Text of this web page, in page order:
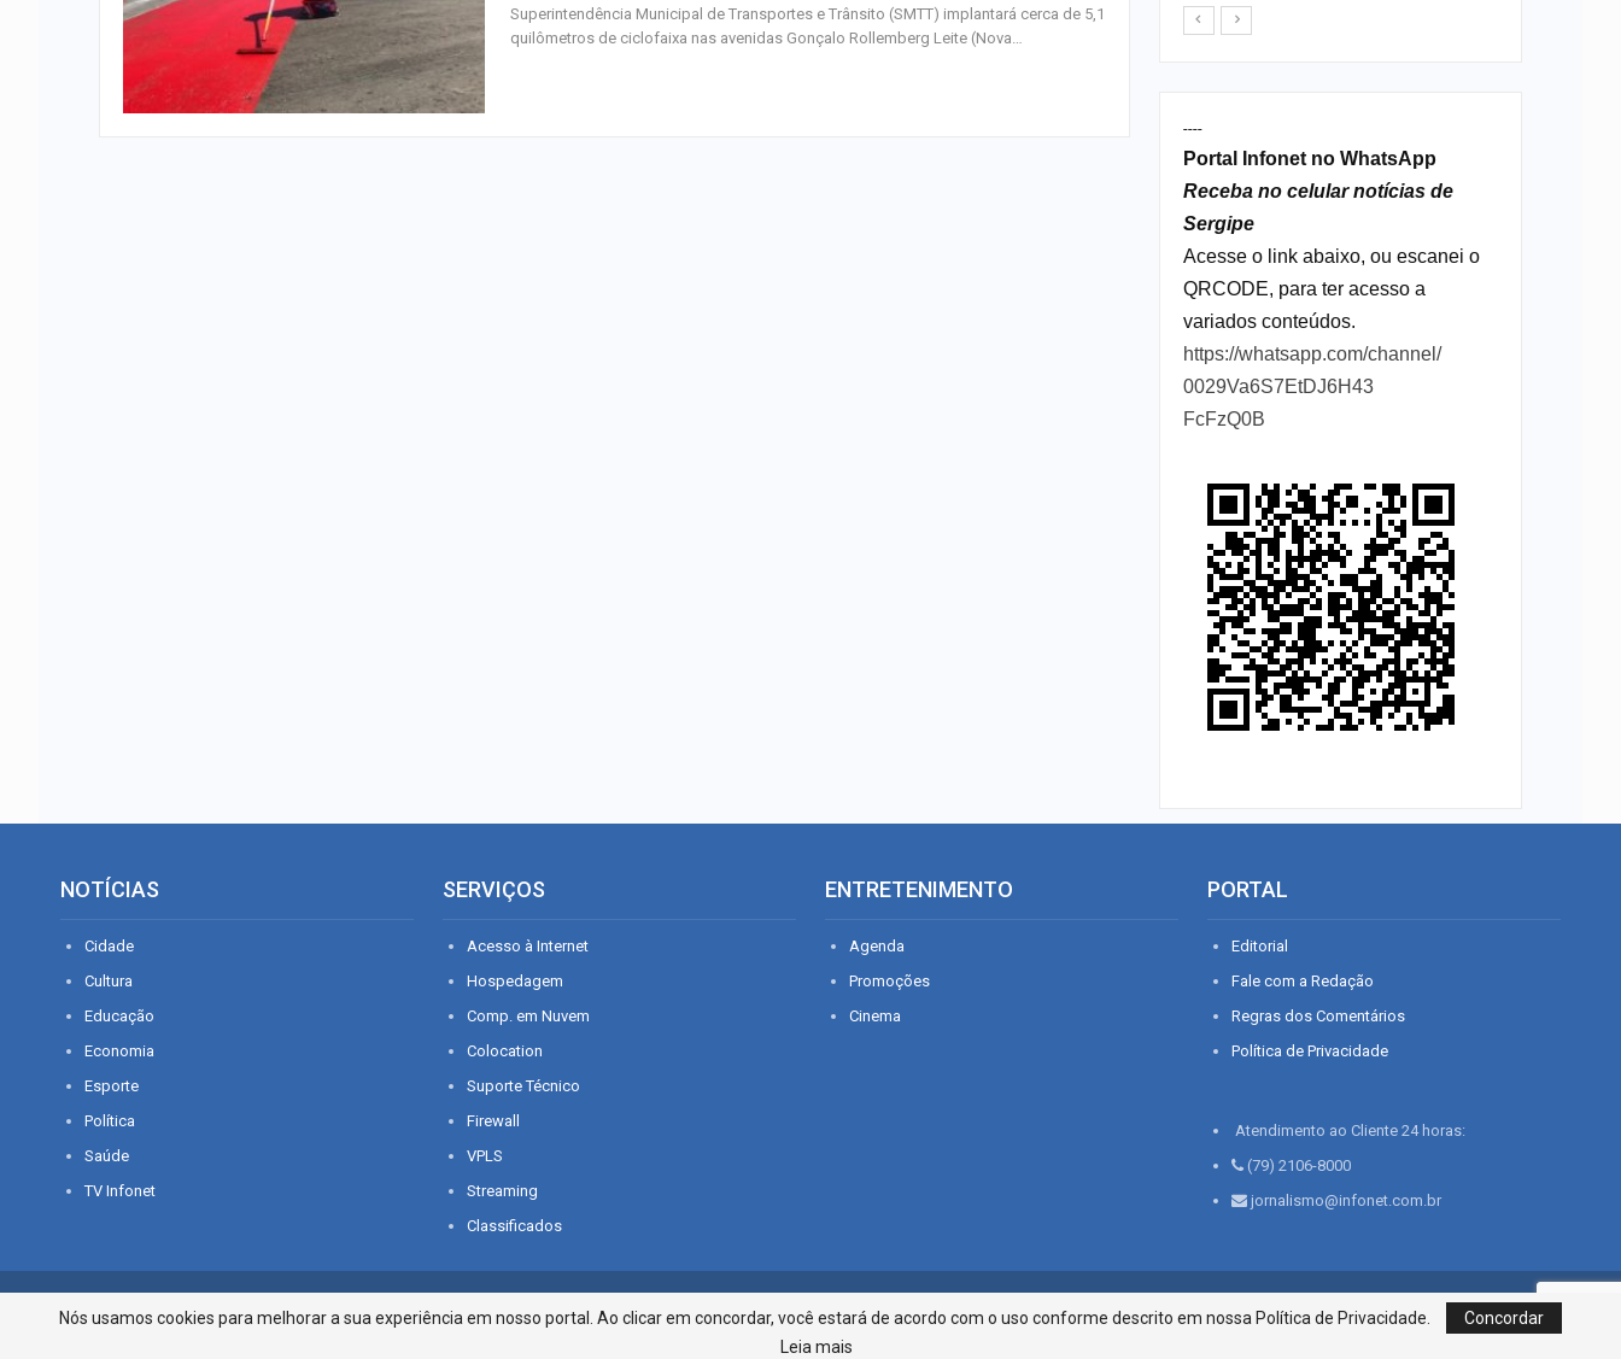
Superintendência Municipal de Transportes e Trânsito (SMTT) implantará cerca de 5,1
quilômetros de ciclofaixa nas avenidas Gonçalo Rollemberg Leite (Nova…
----
Portal Infonet no WhatsApp
Receba no celular notícias de
Sergipe
Acesse o link abaixo, ou escanei o
QRCODE, para ter acesso a
variados conteúdos.
https://whatsapp.com/channel/
0029Va6S7EtDJ6H43
FcFzQ0B
NOTÍCIAS
Cidade
Cultura
Educação
Economia
Esporte
Política
Saúde
TV Infonet
SERVIÇOS
Acesso à Internet
Hospedagem
Comp. em Nuvem
Colocation
Suporte Técnico
Firewall
VPLS
Streaming
Classificados
ENTRETENIMENTO
Agenda
Promoções
Cinema
PORTAL
Editorial
Fale com a Redação
Regras dos Comentários
Política de Privacidade
Atendimento ao Cliente 24 horas:
(79) 2106-8000
jornalismo@infonet.com.br
© 2026 - O que é notícia em Sergipe. Todos os direitos reservados.
Infonet - Rua Monsenhor Silveira 276, Bairro São José | Aracaju-SE, CEP 49015-030, Fone: 79.2106.8000 - CI
Centro de Informações LTDA
Nós usamos cookies para melhorar a sua experiência em nosso portal. Ao clicar em concordar, você estará de acordo com o uso conforme descrito em nossa Política de Privacidade.
Concordar
Leia mais